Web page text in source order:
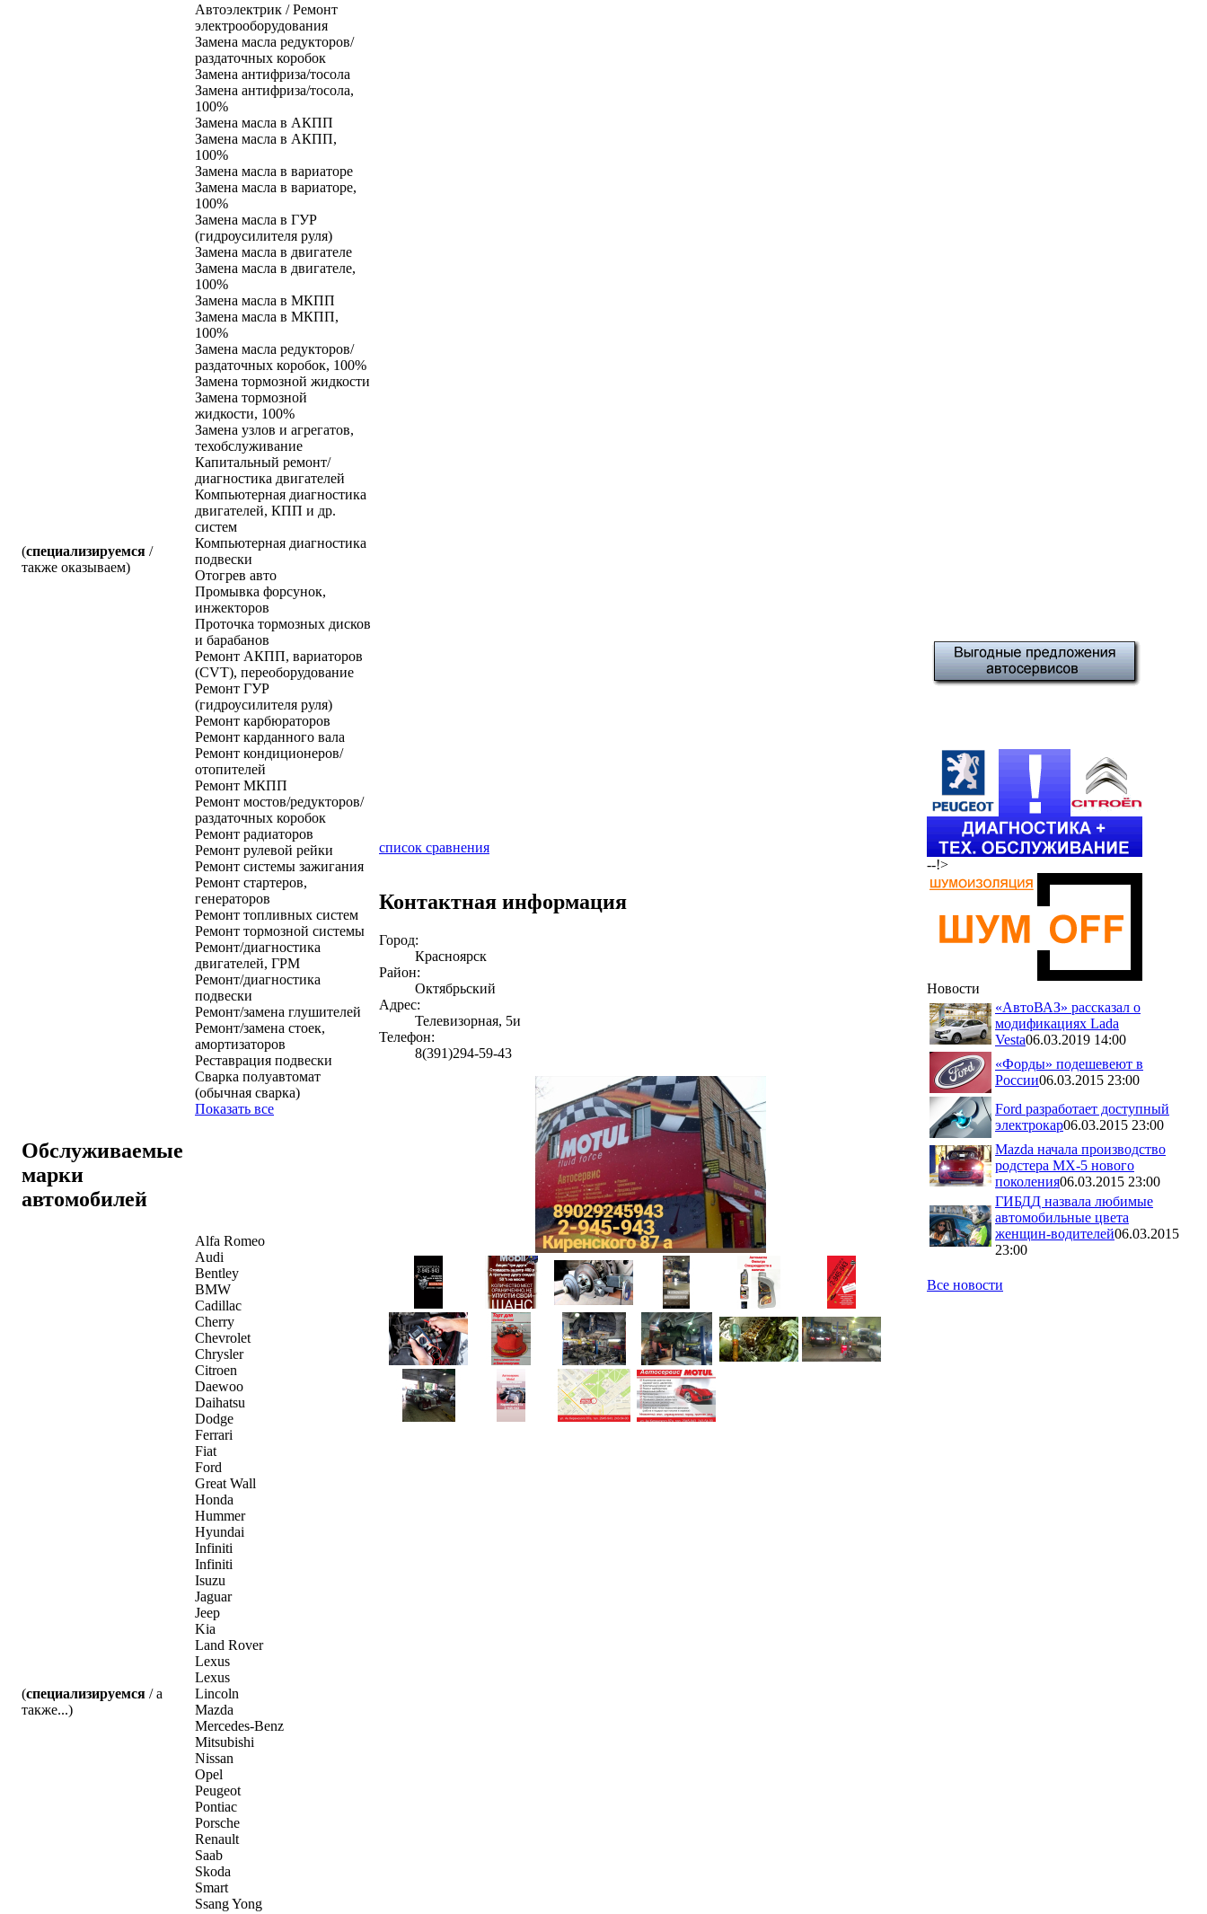
(специализируемся /
также оказываем)
Автоэлектрик / Ремонт
электрооборудования
Замена масла редукторов/
раздаточных коробок
Замена антифриза/тосола
Замена антифриза/тосола,
100%
Замена масла в АКПП
Замена масла в АКПП,
100%
Замена масла в вариаторе
Замена масла в вариаторе,
100%
Замена масла в ГУР
(гидроусилителя руля)
Замена масла в двигателе
Замена масла в двигателе,
100%
Замена масла в МКПП
Замена масла в МКПП,
100%
Замена масла редукторов/
раздаточных коробок, 100%
Замена тормозной жидкости
Замена тормозной
жидкости, 100%
Замена узлов и агрегатов,
техобслуживание
Капитальный ремонт/
диагностика двигателей
Компьютерная диагностика
двигателей, КПП и др.
систем
Компьютерная диагностика
подвески
Отогрев авто
Промывка форсунок,
инжекторов
Проточка тормозных дисков
и барабанов
Ремонт АКПП, вариаторов
(CVT), переоборудование
Ремонт ГУР
(гидроусилителя руля)
Ремонт карбюраторов
Ремонт карданного вала
Ремонт кондиционеров/
отопителей
Ремонт МКПП
Ремонт мостов/редукторов/
раздаточных коробок
Ремонт радиаторов
Ремонт рулевой рейки
Ремонт системы зажигания
Ремонт стартеров,
генераторов
Ремонт топливных систем
Ремонт тормозной системы
Ремонт/диагностика
двигателей, ГРМ
Ремонт/диагностика
подвески
Ремонт/замена глушителей
Ремонт/замена стоек,
амортизаторов
Реставрация подвески
Cварка полуавтомат
(обычная сварка)
Показать все
Обслуживаемые
марки
автомобилей
(специализируемся / а
также...)
Alfa Romeo
Audi
Bentley
BMW
Cadillac
Cherry
Chevrolet
Chrysler
Citroen
Daewoo
Daihatsu
Dodge
Ferrari
Fiat
Ford
Great Wall
Honda
Hummer
Hyundai
Infiniti
Infiniti
Isuzu
Jaguar
Jeep
Kia
Land Rover
Lexus
Lexus
Lincoln
Mazda
Mercedes-Benz
Mitsubishi
Nissan
Opel
Peugeot
Pontiac
Porsche
Renault
Saab
Skoda
Smart
Ssang Yong
список сравнения
Контактная информация
Город:
Красноярск
Район:
Октябрьский
Адрес:
Телевизорная, 5и
Телефон:
8(391)294-59-43
--!>
Новости
«АвтоВАЗ» рассказал о
модификациях Lada
Vesta06.03.2019 14:00
«Форды» подешевеют в
России06.03.2015 23:00
Ford разработает доступный
электрокар06.03.2015 23:00
Mazda начала производство
родстера MX-5 нового
поколения06.03.2015 23:00
ГИБДД назвала любимые
автомобильные цвета
женщин-водителей06.03.2015
23:00
Все новости